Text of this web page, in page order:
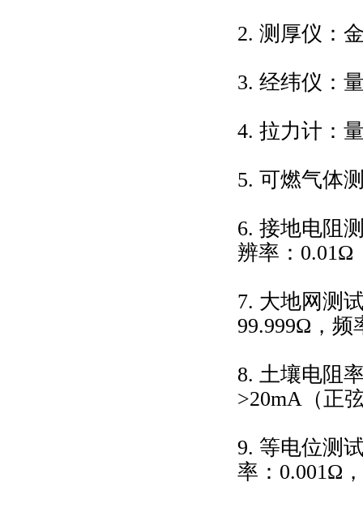
2. 测厚仪：
3. 经纬仪：
4. 拉力计：
5. 可燃气体
6. 接地电阻
辨率：0.01Ω
7. 大地网测
99.999Ω，
8. 土壤电阻
>20mA（正
9. 等电位测
率：0.001Ω